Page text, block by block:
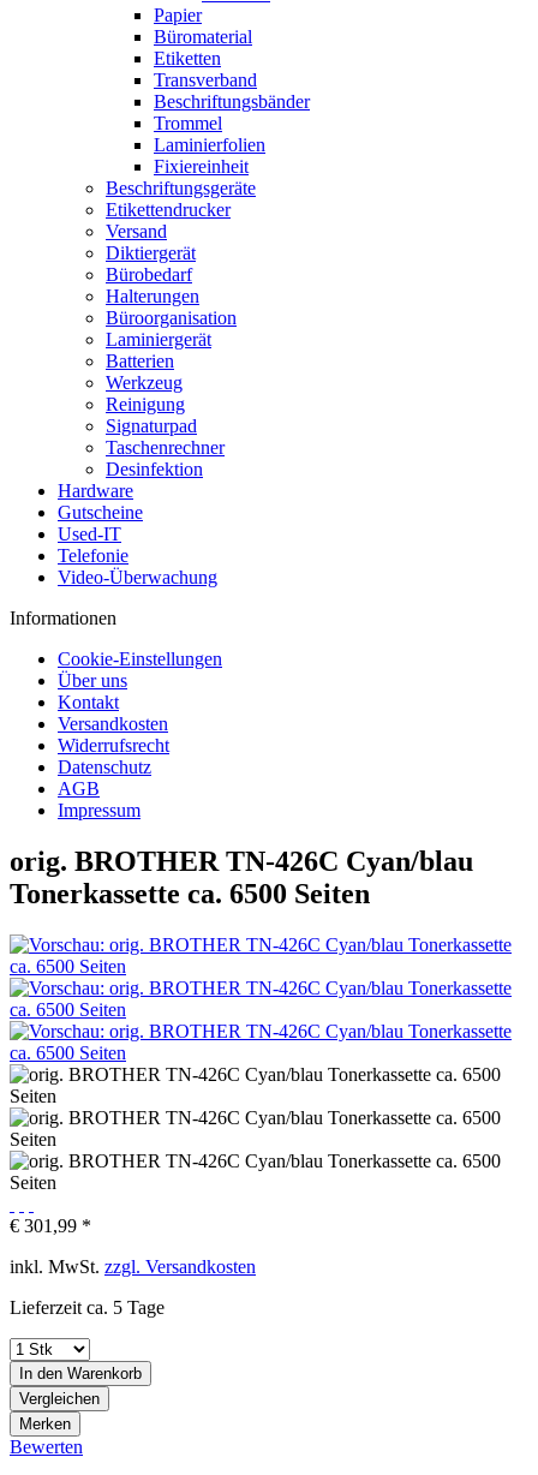
Papier
Büromaterial
Etiketten
Transverband
Beschriftungsbänder
Trommel
Laminierfolien
Fixiereinheit
Beschriftungsgeräte
Etikettendrucker
Versand
Diktiergerät
Bürobedarf
Halterungen
Büroorganisation
Laminiergerät
Batterien
Werkzeug
Reinigung
Signaturpad
Taschenrechner
Desinfektion
Hardware
Gutscheine
Used-IT
Telefonie
Video-Überwachung
Informationen
Cookie-Einstellungen
Über uns
Kontakt
Versandkosten
Widerrufsrecht
Datenschutz
AGB
Impressum
orig. BROTHER TN-426C Cyan/blau
Tonerkassette ca. 6500 Seiten
€ 301,99 *
inkl. MwSt. zzgl. Versandkosten
Lieferzeit ca. 5 Tage
In den Warenkorb
Vergleichen
Merken
Bewerten